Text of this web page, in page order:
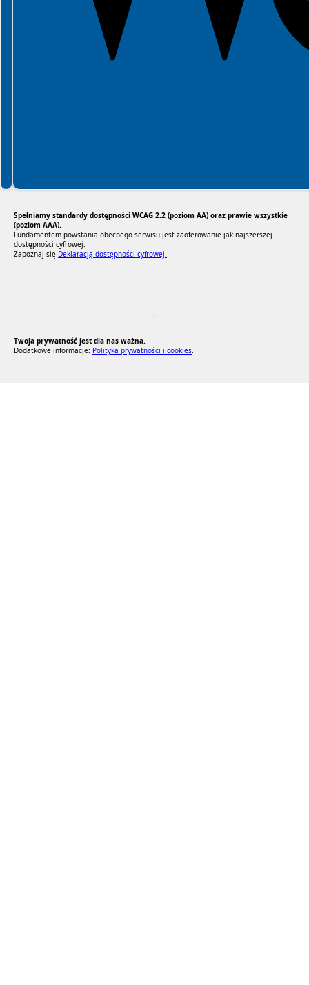
Spełniamy standardy dostępności WCAG 2.2 (poziom AA) oraz prawie wszystkie
(poziom AAA).
Fundamentem powstania obecnego serwisu jest zaoferowanie jak najszerszej
dostępności cyfrowej.
Zapoznaj się Deklaracją dostępności cyfrowej.
Twoja prywatność jest dla nas ważna.
Dodatkowe informacje: Polityka prywatności i cookies.